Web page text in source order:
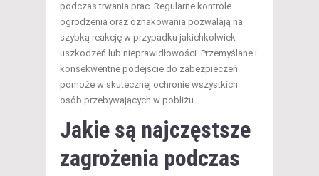
podczas trwania prac. Regularne kontrole
ogrodzenia oraz oznakowania pozwalają na
szybką reakcję w przypadku jakichkolwiek
uszkodzeń lub nieprawidłowości. Przemyślane i
konsekwentne podejście do zabezpieczeń
pomoże w skutecznej ochronie wszystkich
osób przebywających w pobliżu.
Jakie są najczęstsze
zagrożenia podczas